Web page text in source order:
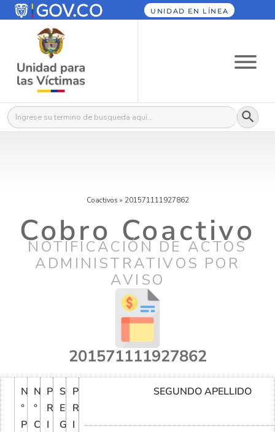
UNIDAD EN LÍNEA
Buscar: Botón
Coactivos » 201571111927862
Cobro Coactivo
NOTIFICACIÓN DE ACTOS
ADMINISTRATIVOS POR
AVISO
201571111927862
N
°
P
N
°
C
P
R
I
S
E
G
P
R
I
SEGUNDO APELLIDO